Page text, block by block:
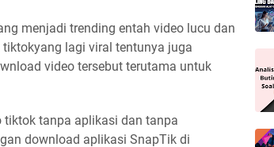
menjadi trending entah video lucu dan
lagi viral tentunya juga
video tersebut terutama untuk
tanpa aplikasi dan tanpa
download aplikasi SnapTik di